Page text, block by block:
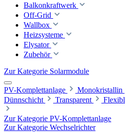
Balkonkraftwerk
Off-Grid
Wallbox
Heizsysteme
Elysator
Zubehör
Zur Kategorie Solarmodule
PV-Komplettanlage Monokristallin
Dünnschicht
Transparent Flexibl
Zur Kategorie PV-Komplettanlage
Zur Kategorie Wechselrichter